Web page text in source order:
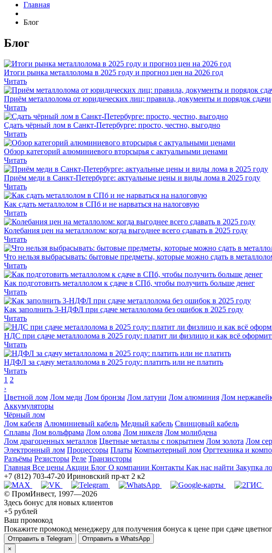
Главная
Блог
Блог
Итоги рынка металлолома в 2025 году и прогноз цен на 2026 год
Читать
Приём металлолома от юридических лиц: правила, документы и порядок сдачи
Читать
Сдать чёрный лом в Санкт-Петербурге: просто, честно, выгодно
Читать
Обзор категорий алюминиевого вторсырья с актуальными ценами
Читать
Приём меди в Санкт-Петербурге: актуальные цены и виды лома в 2025 году
Читать
Как сдать металлолом в СПб и не нарваться на налоговую
Читать
Колебания цен на металлолом: когда выгоднее всего сдавать в 2025 году
Читать
Что нельзя выбрасывать: бытовые предметы, которые можно сдать в
Читать
Как подготовить металлолом к сдаче в СПб, чтобы получить больше денег
Читать
Как заполнить 3-НДФЛ при сдаче металлолома без ошибок в 2025 году
Читать
НДС при сдаче металлолома в 2025 году: платит ли физлицо и как всё
Читать
НДФЛ за сдачу металлолома в 2025 году: платить или не платить
Читать
1 2
›
Цветной лом Лом меди Лом бронзы Лом латуни Лом алюминия Лом
Аккумуляторы
Чёрный лом
Лом кабеля Алюминиевый кабель Медный кабель Свинцовый кабель
Сплавы Лом вольфрама Лом олова Лом никеля Лом молибдена
Лом драгоценных металлов Цветные металлы с покрытием Лом золота Лом
Электронный лом Процессоры Платы Компьютерный лом Оргтехника и
Разъёмы Резисторы Реле Транзисторы
Главная Все цены Акции Блог О компании Контакты Как нас найти Закупка
+7 (812) 703-47-20 Ириновский пр-кт 2 к2
© ПромИнвест, 1997—2026
Здесь бонус для новых клиентов
+5 рублей
Ваш промокод
Покажите промокод менеджеру для получения бонуса к цене при сдаче
Отправить в Telegram
Отправить в WhatsApp
×